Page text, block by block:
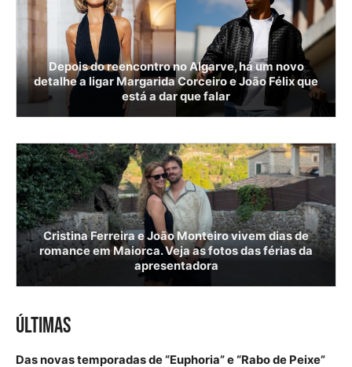
Depois do reencontro no Algarve, há um novo
detalhe a ligar Margarida Corceiro e João Félix que
está a dar que falar
Cristina Ferreira e João Monteiro vivem dias de
romance em Maiorca. Veja as fotos das férias da
apresentadora
ÚLTIMAS
Das novas temporadas de “Euphoria” e “Rabo de Peixe”